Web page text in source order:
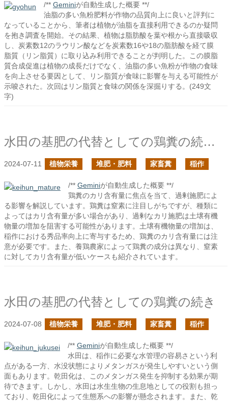
/** Geminiが自動生成した概要 **/
油脂の多い魚粉肥料が作物の品質向上に良いと評判に
なっていることから、筆者は植物が油脂を直接利用できるのか疑問
を抱き調査を開始。その結果、植物は脂肪酸を葉や根から直接吸収
し、炭素数12のラウリン酸などを炭素数16や18の脂肪酸を経て膜
脂質（リン脂質）に取り込み利用できることが判明した。この膜脂
質合成促進は植物の成長だけでなく、油脂の多い魚粉が作物の食味
を向上させる要因として、リン脂質が食味に影響を与える可能性が
示唆された。次回はリン脂質と食味の関係を深掘りする。(249文
字)
水田の基肥の代替としての鶏糞の続きの続き
2024-07-11 植物栄養 堆肥・肥料 家畜糞 稲作
/** Geminiが自動生成した概要 **/
鶏糞のカリ含有量に焦点を当て、過剰施肥によ
る影響を解説しています。鶏糞は窒素に注目しがちですが、種類に
よってはカリ含有量が多い場合があり、過剰なカリ施肥は土壌有機
物量の増加を阻害する可能性があります。土壌有機物量の増加は、
稲作における秀品率向上に寄与するため、鶏糞のカリ含有量には注
意が必要です。また、養鶏農家によって鶏糞の成分は異なり、窒素
に対してカリ含有量が低いケースも紹介されています。
水田の基肥の代替としての鶏糞の続き
2024-07-08 植物栄養 堆肥・肥料 家畜糞 稲作
/** Geminiが自動生成した概要 **/
水田は、稲作に必要な水管理の容易さという利
点がある一方、水没状態によりメタンガスが発生しやすいという側
面もあります。乾田化は、このメタンガス発生を抑制する効果が期
待できます。しかし、水田は水生生物の生息地としての役割も担っ
ており、乾田化によって生態系への影響が懸念されます。また、乾